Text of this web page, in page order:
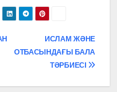
ИСЛАМ ЖӘНЕ
ОТБАСЫНДАҒЫ БАЛА
ТӘРБИЕСІ